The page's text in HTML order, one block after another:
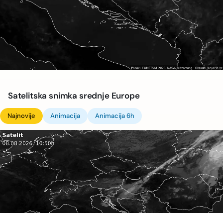
Satelitska snimka srednje Europe
Najnovije Animacija Animacija 6h